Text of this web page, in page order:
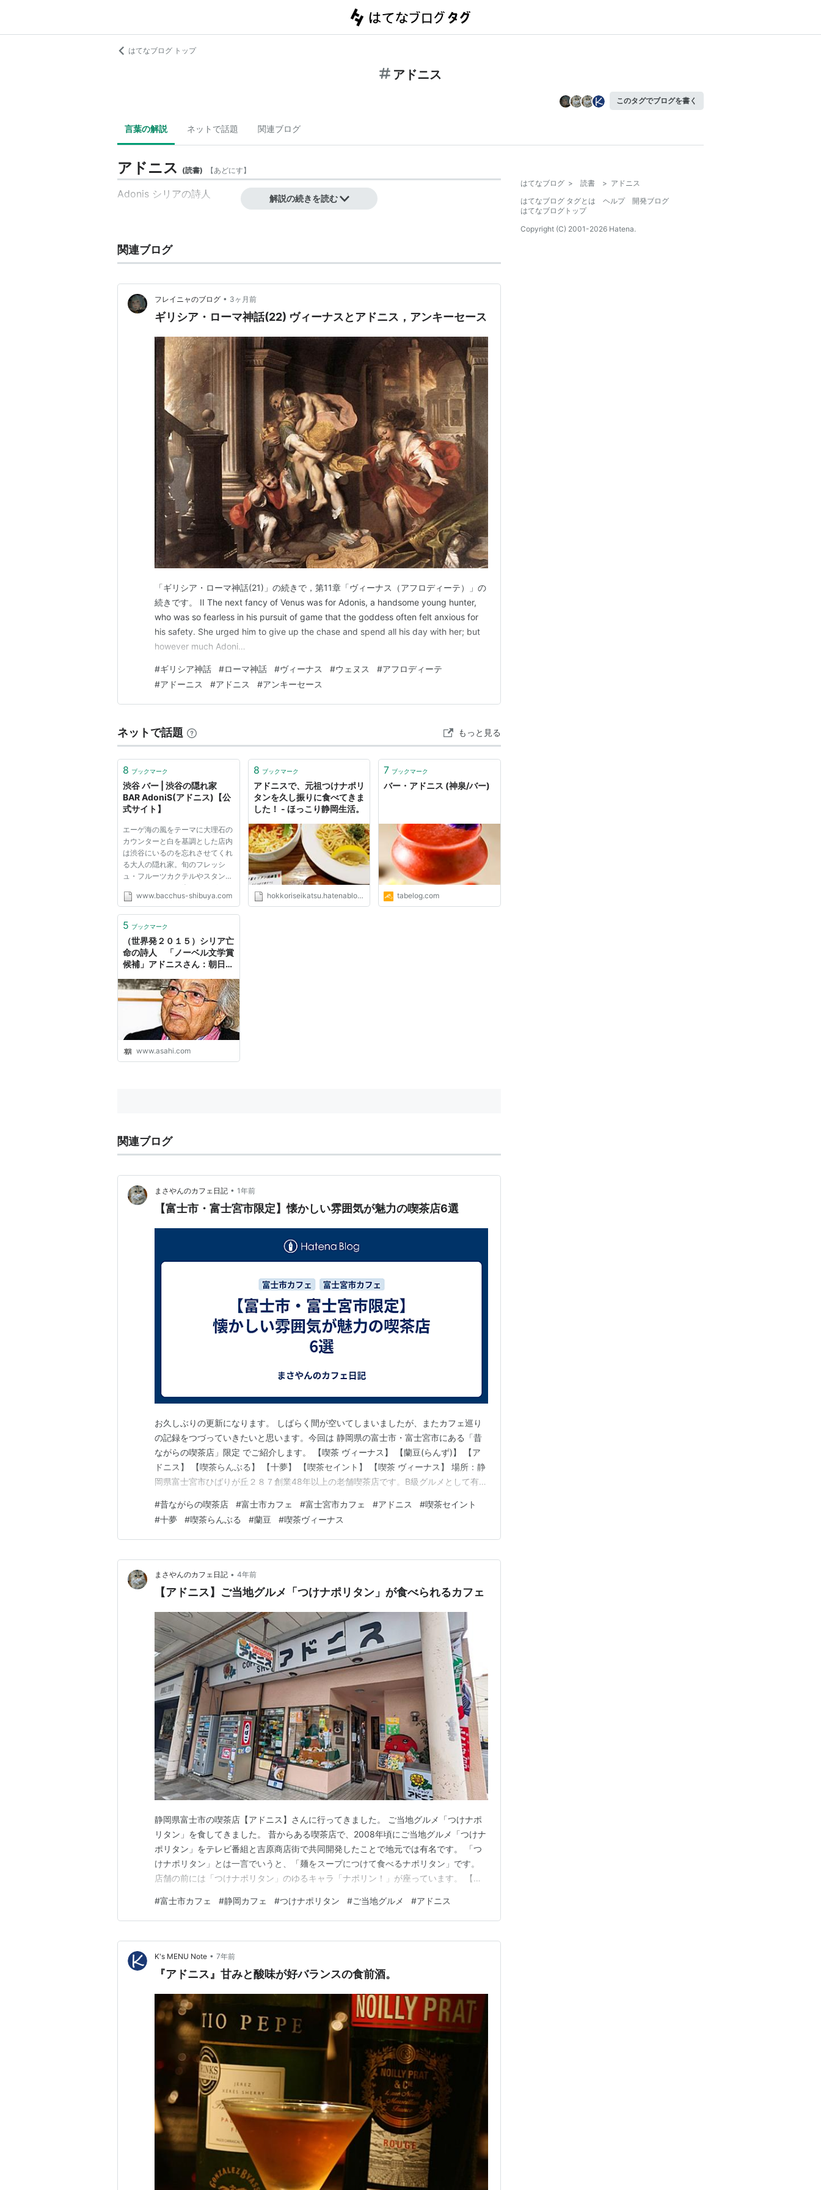
はてなブログ トップ
アドニス
このタグでブログを書く
言葉の解説 ネットで話題 関連ブログ
アドニス (読書) 【あどにす】
Adonis シリアの詩人 解説の続きを読む
関連ブログ
フレイニャのブログ • 3ヶ月前
ギリシア・ローマ神話(22) ヴィーナスとアドニス，アンキーセース
「ギリシア・ローマ神話(21)」の続きで，第11章「ヴィーナス（アフロディーテ）」の
続きです。 II The next fancy of Venus was for Adonis, a handsome young hunter,
who was so fearless in his pursuit of game that the goddess often felt anxious for
his safety. She urged him to give up the chase and spend all his day with her; but
however much Adoni…
#ギリシア神話 #ローマ神話 #ヴィーナス #ウェヌス #アフロディーテ
#アドーニス #アドニス #アンキーセース
ネットで話題 もっと見る
8 ブックマーク
渋谷 バー | 渋谷の隠れ家
BAR AdoniS(アドニス)【公
式サイト】
エーゲ海の風をテーマに大理石の
カウンターと白を基調とした店内
は渋谷にいるのを忘れさせてくれ
る大人の隠れ家。旬のフレッシ
ュ・フルーツカクテルやスタンダ
ードカクテルなど楽しみながら、
風を感じてみては。
www.bacchus-shibuya.com
8 ブックマーク
アドニスで、元祖つけナポリ
タンを久し振りに食べてきま
した！ - ほっこり静岡生活。
hokkoriseikatsu.hatenablog.com
7 ブックマーク
バー・アドニス (神泉/バー)
tabelog.com
5 ブックマーク
（世界発２０１５）シリア亡
命の詩人 「ノーベル文学賞
候補」アドニスさん：朝日新
www.asahi.com
関連ブログ
まさやんのカフェ日記 • 1年前
【富士市・富士宮市限定】懐かしい雰囲気が魅力の喫茶店6選
お久しぶりの更新になります。 しばらく間が空いてしまいましたが、またカフェ巡り
の記録をつづっていきたいと思います。今回は 静岡県の富士市・富士宮市にある「昔
ながらの喫茶店」限定 でご紹介します。 【喫茶 ヴィーナス】 【蘭豆(らんず)】 【ア
ドニス】 【喫茶らんぶる】 【十夢】 【喫茶セイント】 【喫茶 ヴィーナス】 場所：静
岡県富士宮市ひばりが丘２８７創業48年以上の老舗喫茶店です。B級グルメとして有名
ず)】 場所：静岡県富士市石坂４３８−５赤い椅子と暖色系の照明が特徴的な、長年愛
され続けている…
#昔ながらの喫茶店 #富士市カフェ #富士宮市カフェ #アドニス #喫茶セイント
#十夢 #喫茶らんぶる #蘭豆 #喫茶ヴィーナス
まさやんのカフェ日記 • 4年前
【アドニス】ご当地グルメ「つけナポリタン」が食べられるカフェ
静岡県富士市の喫茶店【アドニス】さんに行ってきました。 ご当地グルメ「つけナポ
リタン」を食してきました。 昔からある喫茶店で、2008年頃にご当地グルメ「つけナ
ポリタン」をテレビ番組と吉原商店街で共同開発したことで地元では有名です。 「つ
けナポリタン」とは一言でいうと、「麺をスープにつけて食べるナポリタン」です。
店舗の前には「つけナポリタン」のゆるキャラ「ナポリン！」が座っています。 【行
方】 富士市の吉原商店街(吉原中央駅から少し東側に行った商店街)にあります。 駐車
場について アドニスさん独自の駐車場はな…
#富士市カフェ #静岡カフェ #つけナポリタン #ご当地グルメ #アドニス
K's MENU Note • 7年前
『アドニス』甘みと酸味が好バランスの食前酒。
はてなブログ > 読書 > アドニス
はてなブログ タグとは
ヘルプ
開発ブログ
はてなブログトップ
Copyright (C) 2001-2026 Hatena.